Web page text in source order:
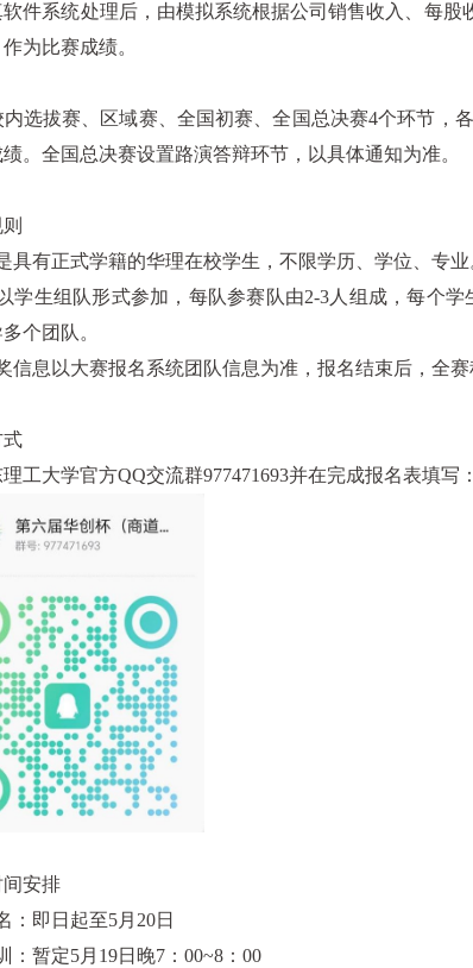
件系统处理后，由模拟系统根据公司销售收入、每
为比赛成绩。
内选拔赛、区域赛、全国初赛、全国总决赛4个环节，
。全国总决赛设置路演答辩环节，以具体通知为准。
具有正式学籍的华理在校学生，不限学历、学位、专业
学生组队形式参加，每队参赛队由2-3 人组成，每个
个团队。
信息以大赛报名系统团队信息为准，报名结束后，全
式
工大学官方QQ交流群977471693并在完成报名表填写：
安排
：即日起至5月 20日
：暂定5月 19日晚7 ： 00~8 ： 00